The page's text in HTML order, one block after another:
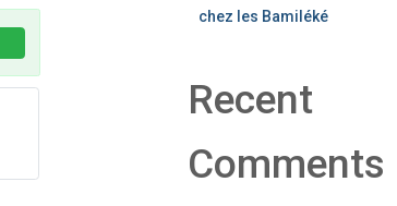
chez les Bamiléké
Recent
Comments